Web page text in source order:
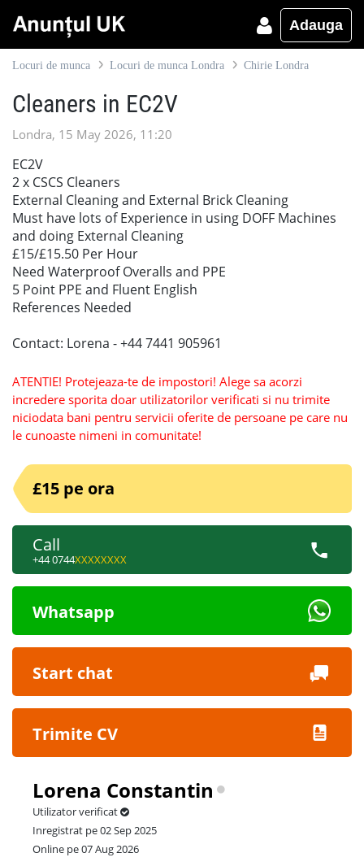
Adauga
Locuri de munca Locuri de munca Londra Chirie Londra
Cleaners in EC2V
Londra, 15 May 2026, 11:20
EC2V
2 x CSCS Cleaners
External Cleaning and External Brick Cleaning
Must have lots of Experience in using DOFF Machines
and doing External Cleaning
£15/£15.50 Per Hour
Need Waterproof Overalls and PPE
5 Point PPE and Fluent English
References Needed
Contact: Lorena - +44 7441 905961
ATENTIE! Protejeaza-te de impostori! Alege sa acorzi
incredere sporita doar utilizatorilor verificati si nu trimite
niciodata bani pentru servicii oferite de persoane pe care nu
le cunoaste nimeni in comunitate!
£15 pe ora
Call
+44 0744XXXXXXXX
Whatsapp
Start chat
Trimite CV
Lorena Constantin
Utilizator verificat
Inregistrat pe 02 Sep 2025
Online pe 07 Aug 2026